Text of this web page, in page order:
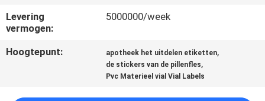
SITEMAP
PRIVACY
Levering
vermogen:
5000000/week
Hoogtepunt: apotheek het uitdelen etiketten,
de stickers van de pillenfles,
Pvc Materieel vial Vial Labels